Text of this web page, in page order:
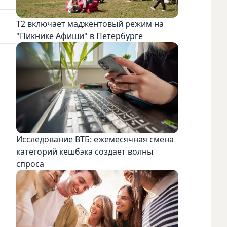
Т2 включает маджентовый режим на
"Пикнике Афиши" в Петербурге
Исследование ВТБ: ежемесячная смена
категорий кешбэка создает волны
спроса